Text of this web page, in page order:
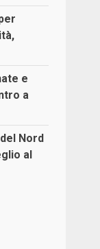
e
a
Nord
al